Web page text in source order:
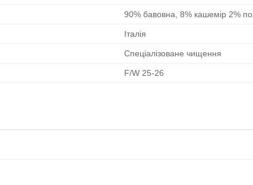
90% бавовна, 8% кашемір 2%
Італія
Спеціалізоване чищення
F/W 25-26